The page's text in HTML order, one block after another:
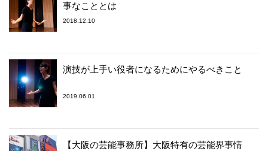
事なこととは
2018.12.10
演技が上手い役者になるためにやるべきこと
2019.06.01
【大阪の芸能事務所】大阪特有の芸能界事情